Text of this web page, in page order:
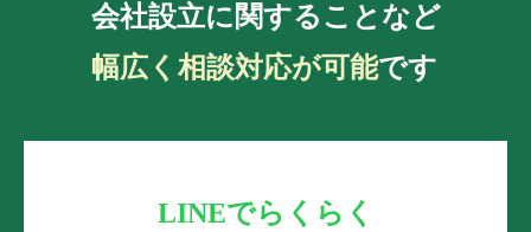
会社設立に関することなど
幅広く相談対応が可能です
LINEでらくらく